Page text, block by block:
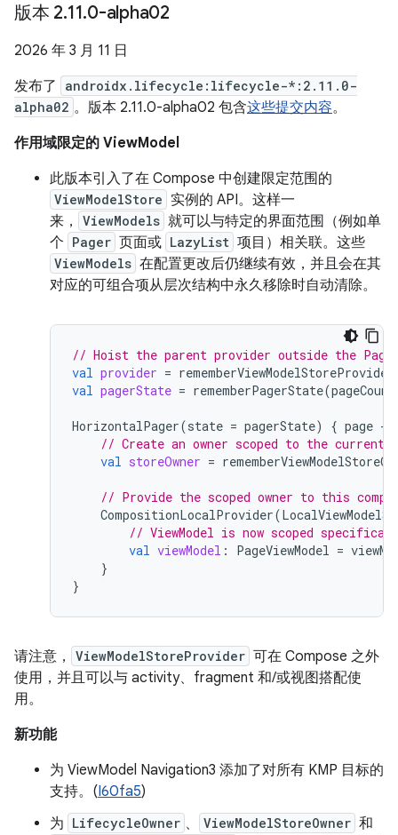
版本 2.11.0-alpha02
2026 年 3 月 11 日
发布了
androidx.lifecycle:lifecycle-*:2.11.0-
alpha02 。版本 2.11.0-alpha02 包含这些提交内容。
作用域限定的 ViewModel
此版本引入了在 Compose 中创建限定范围的
ViewModelStore 实例的 API。这样一
来，
ViewModels 就可以与特定的界面范围（例如单
个 Pager 页面或 LazyList 项目）相关联。这些
ViewModels 在配置更改后仍继续有效，并且会在其
对应的可组合项从层次结构中永久移除时自动清除。
// Hoist the parent provider outside the
val provider = rememberViewModelStoreProvider
val pagerState = rememberPagerState(pageCount
HorizontalPager(state = pagerState) { page -
// Create an owner scoped to the current
val storeOwner =
// Provide the scoped owner to this
CompositionLocalProvider(
// ViewModel is now scoped
val viewModel : PageViewModel =
}
}
请注意， ViewModelStoreProvider 可在 Compose 之外
使用，并且可以与 activity、fragment 和/或视图搭配使
用。
新功能
为 ViewModel Navigation3 添加了对所有 KMP 目标的
支持。(I60fa5)
为 LifecycleOwner 、 ViewModelStoreOwner 和